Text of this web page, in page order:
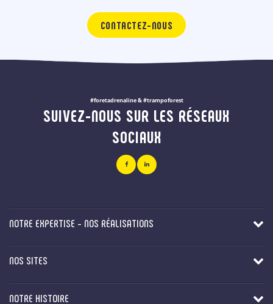
CONTACTEZ-NOUS
#foretadrenaline & #trampoforest
SUIVEZ-NOUS SUR LES RÉSEAUX
SOCIAUX
NOTRE EXPERTISE - NOS RÉALISATIONS
NOS SITES
NOTRE HISTOIRE